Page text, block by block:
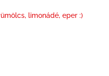
limonádé, eper :)